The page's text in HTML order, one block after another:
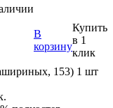
В
корзину
Купить
в 1
клик
153) 1 шт